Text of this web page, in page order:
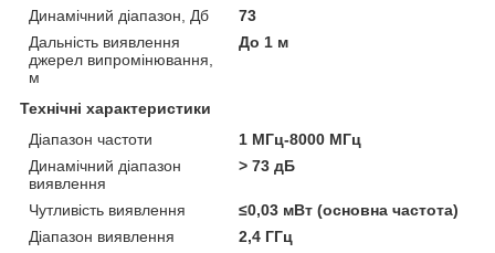
Динамічний діапазон, Дб
73
Дальність виявлення
джерел випромінювання,
м
До 1 м
Технічні характеристики
Діапазон частоти
1 МГц-8000 МГц
Динамічний діапазон
виявлення
> 73 дБ
Чутливість виявлення
≤0,03 мВт (основна частота)
Діапазон виявлення
2,4 ГГц